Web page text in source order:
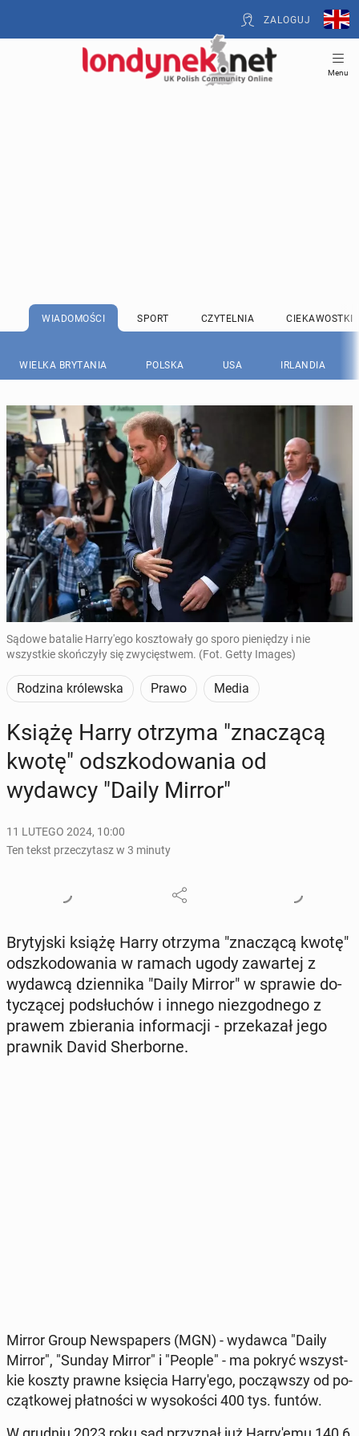
ZALOGUJ
Menu
WIADOMOŚCI SPORT CZYTELNIA CIEKAWOSTKI
WIELKA BRYTANIA POLSKA USA IRLANDIA
Sądowe batalie Harry'ego kosztowały go sporo pieniędzy i nie
wszystkie skończyły się zwycięstwem. (Fot. Getty Images)
Rodzina królewska Prawo Media
Książę Harry otrzyma "zna­czą­cą
kwotę" od­szko­do­wa­nia od
wydawcy "Daily Mirror"
11 LUTEGO 2024, 10:00
Ten tekst przeczytasz w 3 minuty
Bry­tyj­ski książę Harry otrzyma "zna­czą­cą kwotę"
od­szko­do­wa­nia w ramach ugody za­war­tej z
wydawcą dzien­ni­ka "Daily Mirror" w sprawie do­
ty­czą­cej pod­słu­chów i innego nie­zgod­ne­go z
prawem zbie­ra­nia in­for­ma­cji - prze­ka­zał jego
prawnik David Sher­bor­ne.
Mirror Group New­spa­pers (MGN) - wydawca "Daily
Mirror", "Sunday Mirror" i "People" - ma pokryć wszyst­
kie koszty prawne księcia Har­ry­'e­go, po­cząw­szy od po­
cząt­ko­wej płat­no­ści w wy­so­ko­ści 400 tys. funtów.